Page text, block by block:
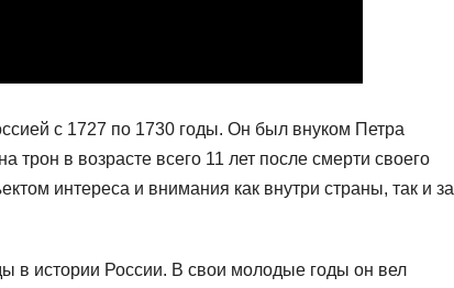
с 1727 по 1730 годы. Он был внуком Петра
трон в возрасте всего 11 лет после смерти своего
интереса и внимания как внутри страны, так и за
в истории России. В свои молодые годы он вел